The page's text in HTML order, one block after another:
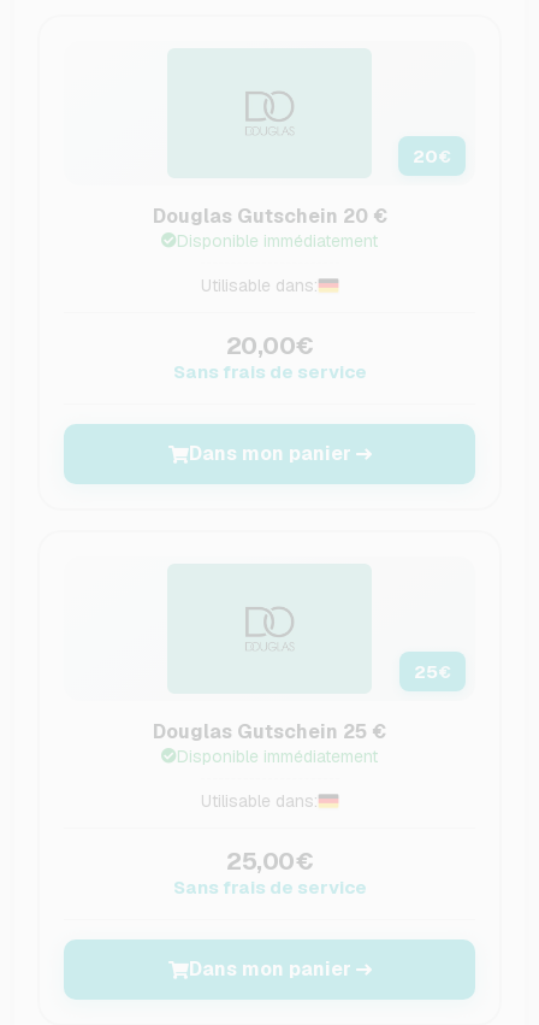
20€
Douglas Gutschein 20 €
Disponible immédiatement
Utilisable dans:
20,00€
Sans frais de service
Dans mon panier
25€
Douglas Gutschein 25 €
Disponible immédiatement
Utilisable dans:
25,00€
Sans frais de service
Dans mon panier